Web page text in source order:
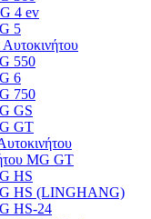
4 ev
5
550
6
750
GS
GT
MG GT
HS
HS (LINGHANG)
HS-24